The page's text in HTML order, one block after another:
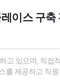
이스 구축
고 있으며, 직
를 제공하고 직